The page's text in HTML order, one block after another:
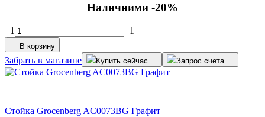
Наличними -20%
1 1
В корзину
Забрать в магазине Купить сейчас Запрос счета
Стойка Grocenberg AC0073BG Графит